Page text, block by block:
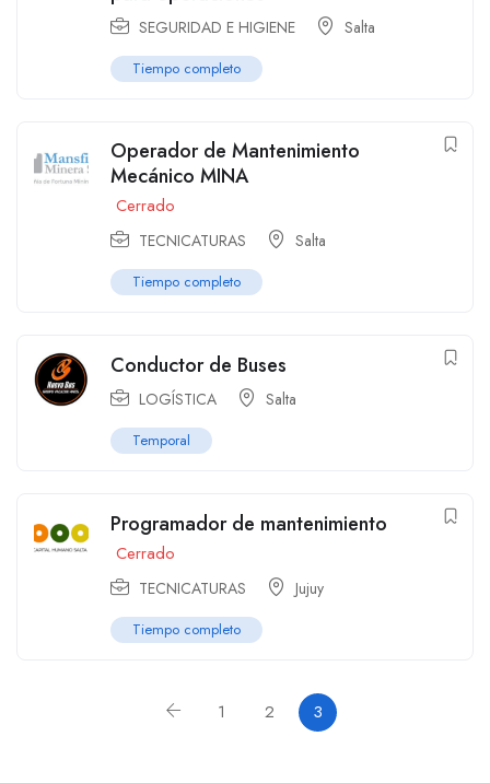
SEGURIDAD E HIGIENE Salta
Tiempo completo
Operador de Mantenimiento
Mecánico MINA
Cerrado
TECNICATURAS Salta
Tiempo completo
Conductor de Buses
LOGÍSTICA Salta
Temporal
Programador de mantenimiento
Cerrado
TECNICATURAS Jujuy
Tiempo completo
1 2 3